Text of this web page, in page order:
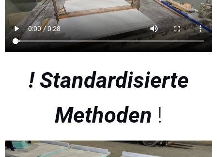
! Standardisierte
Methoden !